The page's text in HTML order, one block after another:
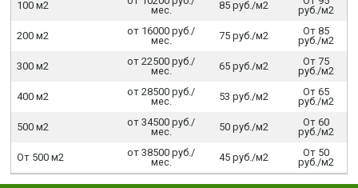
100 м2
мес.
85 руб./м2
руб./м2
200 м2
от 16000 руб./
мес.
75 руб./м2
От 85
руб./м2
300 м2
от 22500 руб./
мес.
65 руб./м2
От 75
руб./м2
400 м2
от 28500 руб./
мес.
53 руб./м2
От 65
руб./м2
500 м2
от 34500 руб./
мес.
50 руб./м2
От 60
руб./м2
От 500 м2
от 38500 руб./
мес.
45 руб./м2
От 50
руб./м2